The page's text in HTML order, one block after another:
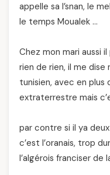
appelle sa l’snan, le
le temps Moualek …
Chez mon mari aussi
rien de rien, il me
tunisien, avec en plus
extraterrestre mais
par contre si il ya
c’est l’oranais, trop
l’algérois franciser de